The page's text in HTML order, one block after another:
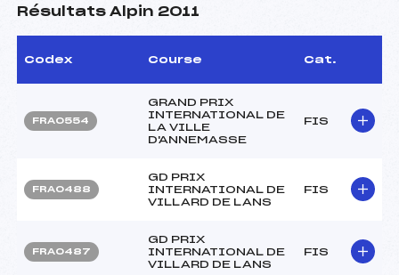
Résultats Alpin 2011
Codex Course Cat.
FRA0554
GRAND PRIX
INTERNATIONAL DE
LA VILLE
D'ANNEMASSE
FIS
FRA0488
GD PRIX
INTERNATIONAL DE
VILLARD DE LANS
FIS
FRA0487
GD PRIX
INTERNATIONAL DE
VILLARD DE LANS
FIS